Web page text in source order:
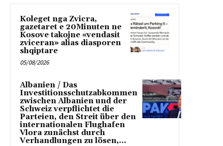
Koleget nga Zvicra,
gazetaret e 20Minuten ne
Kosove takojne «vendasit
zviceran» alias diasporen
shqiptare
05/08/2026
Albanien / Das
Investitionsschutzabkommen
zwischen Albanien und der
Schweiz verpflichtet die
Parteien, den Streit über den
internationalen Flughafen
Vlora zunächst durch
Verhandlungen zu lösen,...